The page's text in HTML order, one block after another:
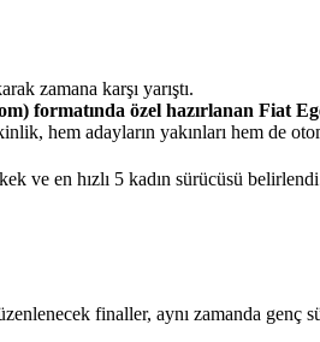
zamana karşı yarıştı.
formatında özel hazırlanan Fiat
hem adayların yakınları hem de
ve en hızlı 5 kadın sürücüsü
finaller, aynı zamanda genç